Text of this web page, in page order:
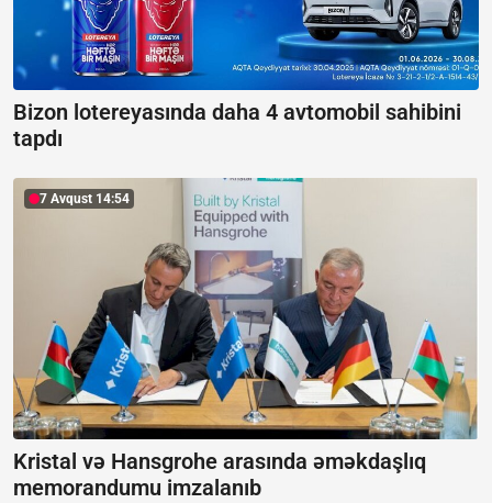
Bizon lotereyasında daha 4 avtomobil sahibini
tapdı
7 Avqust 14:54
Kristal və Hansgrohe arasında əməkdaşlıq
memorandumu imzalanıb